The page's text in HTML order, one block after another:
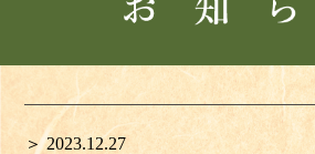
＞ 2023.12.27